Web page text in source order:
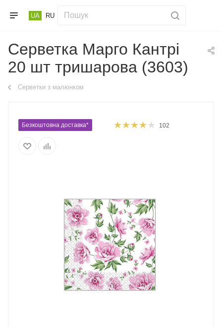
UA RU
Серветка Марго Кантрі
20 шт тришарова (3603)
Серветки з малюнком
Безкоштовна доставка* 102